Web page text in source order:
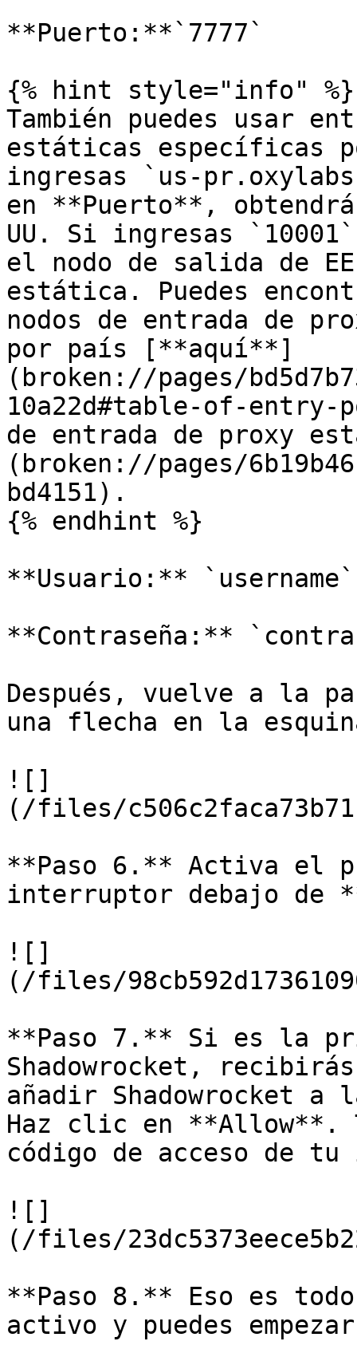
**Puerto:**`7777`
{% hint style="info" %}
También puedes usar
estáticas específicas
ingresas `us-
en **Puerto**,
UU. Si ingresas
el nodo de salida de
estática. Puedes
nodos de entrada de
por país [**aquí**]
(broken://pages/
10a22d#table-of-
de entrada de proxy
(broken://pages/
bd4151).
{% endhint %}
**Usuario:** `username`
**Contraseña:**
Después, vuelve a la
una flecha en la
![]
(/files/
**Paso 6.** Activa el
interruptor debajo de
![]
(/files/
**Paso 7.** Si es la
Shadowrocket,
añadir Shadowrocket a
Haz clic en **Allow**.
código de acceso de
![]
(/files/
**Paso 8.** Eso es
activo y puedes